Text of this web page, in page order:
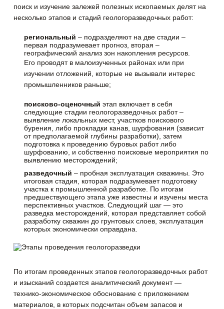
поиск и изучение залежей полезных ископаемых делят на
несколько этапов и стадий геологоразведочных работ:
региональный – подразделяют на две стадии –
первая подразумевает прогноз, вторая –
географический анализ зон накопления ресурсов.
Его проводят в малоизученных районах или при
изучении отложений, которые не вызывали интерес
промышленников раньше;
поисково-оценочный этап включает в себя
следующие стадии геологоразведочных работ –
выявление локальных мест, участков поискового
бурения, либо прокладки канав, шурфования (зависит
от предполагаемой глубины разработки), затем
подготовка к проведению буровых работ либо
шурфованию, и собственно поисковые мероприятия по
выявлению месторождений;
разведочный – пробная эксплуатация скважины. Это
итоговая стадия, которая подразумевает подготовку
участка к промышленной разработке. По итогам
предшествующего этапа уже известны и изучены места
перспективных участков. Следующий шаг — это
разведка месторождений, которая представляет собой
разработку скважин до грунтовых слоев, эксплуатация
которых экономически оправдана.
По итогам проведенных этапов геологоразведочных работ
и изысканий создается аналитический документ —
технико-экономическое обоснование с приложением
материалов, в которых подсчитан объем запасов и